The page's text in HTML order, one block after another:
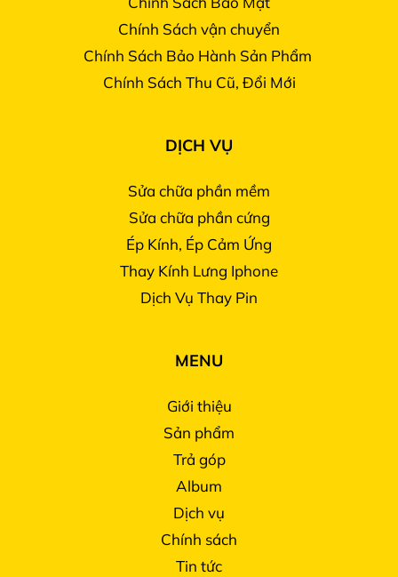
Chính Sách vận chuyển
Chính Sách Bảo Hành Sản Phẩm
Chính Sách Thu Cũ, Đổi Mới
DỊCH VỤ
Sửa chữa phần mềm
Sửa chữa phần cứng
Ép Kính, Ép Cảm Ứng
Thay Kính Lưng Iphone
Dịch Vụ Thay Pin
MENU
Giới thiệu
Sản phẩm
Trả góp
Album
Dịch vụ
Chính sách
Tin tức